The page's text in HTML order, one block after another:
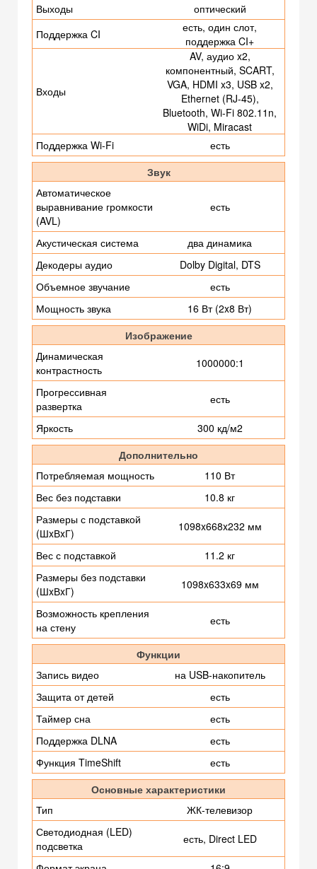
Выходы
оптический
Поддержка CI
есть, один слот,
поддержка CI+
Входы
AV, аудио x2,
компонентный, SCART,
VGA, HDMI x3, USB x2,
Ethernet (RJ-45),
Bluetooth, Wi-Fi 802.11n,
WiDi, Miracast
Поддержка Wi-Fi
есть
Звук
Автоматическое
выравнивание громкости
(AVL)
есть
Акустическая система
два динамика
Декодеры аудио
Dolby Digital, DTS
Объемное звучание
есть
Мощность звука
16 Вт (2x8 Вт)
Изображение
Динамическая
контрастность
1000000:1
Прогрессивная
развертка
есть
Яркость
300 кд/м2
Дополнительно
Потребляемая мощность
110 Вт
Вес без подставки
10.8 кг
Размеры с подставкой
(ШxВxГ)
1098x668x232 мм
Вес с подставкой
11.2 кг
Размеры без подставки
(ШxВxГ)
1098x633x69 мм
Возможность крепления
на стену
есть
Функции
Запись видео
на USB-накопитель
Защита от детей
есть
Таймер сна
есть
Поддержка DLNA
есть
Функция TimeShift
есть
Основные характеристики
Тип
ЖК-телевизор
Светодиодная (LED)
подсветка
есть, Direct LED